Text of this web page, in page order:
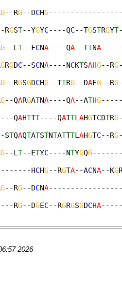
G--RG--DCHG
R
GST--YGYC----QC--TGSTRGYT
G--LT--FCNA----QA--TTNA
GRGDC--SCNA----NCKTSAHG--RG
G--RGSGDCHG--TTRG--DAEG--RG
G--QARGATNA----QA--ATHG
QAHTTT----QATTLAHGTCDTRG
STQAQTATSTNTATTTLAHGTC--RG
G--LT--ETYC----NTYGQG
HCHG--RGTA--ACNA--KG
G--RG--DCNA
R
G--DGEC--RGRGSGDCHA
2026